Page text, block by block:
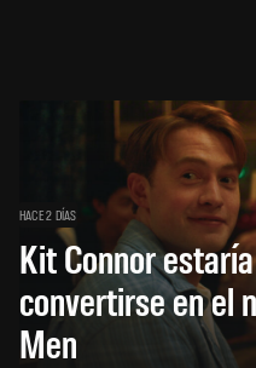
HACE 2 DÍAS
Kit Connor
convertirse en el
Men